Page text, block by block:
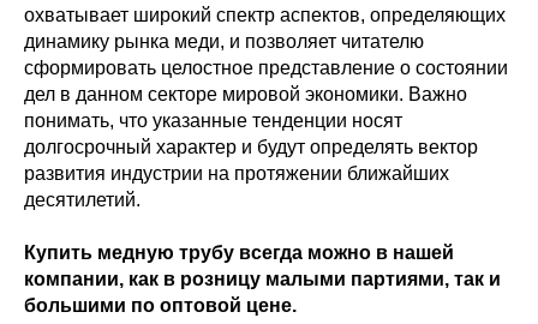
охватывает широкий спектр аспектов, определяющих
динамику рынка меди, и позволяет читателю
сформировать целостное представление о состоянии
дел в данном секторе мировой экономики. Важно
понимать, что указанные тенденции носят
долгосрочный характер и будут определять вектор
развития индустрии на протяжении ближайших
десятилетий.
Купить медную трубу всегда можно в нашей
компании, как в розницу малыми партиями, так и
большими по оптовой цене.